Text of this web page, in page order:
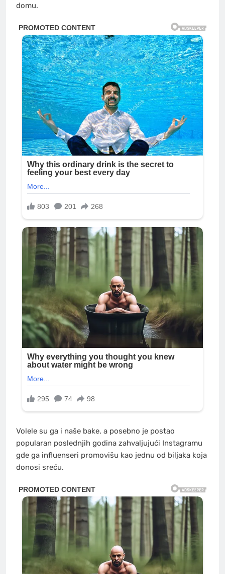
domu.
Volele su ga i naše bake, a posebno je postao
popularan poslednjih godina zahvaljujući Instagramu
gde ga influenseri promovišu kao jednu od biljaka koja
donosi sreću.